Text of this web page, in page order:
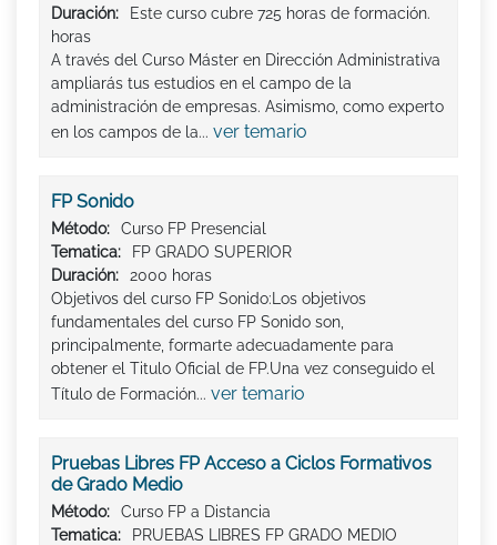
Duración:
Este curso cubre 725 horas de formación.
horas
A través del Curso Máster en Dirección Administrativa
ampliarás tus estudios en el campo de la
administración de empresas. Asimismo, como experto
en los campos de la... ver temario
FP Sonido
Método:
Curso FP Presencial
Tematica:
FP GRADO SUPERIOR
Duración:
2000 horas
Objetivos del curso FP Sonido:Los objetivos
fundamentales del curso FP Sonido son,
principalmente, formarte adecuadamente para
obtener el Titulo Oficial de FP.Una vez conseguido el
Título de Formación... ver temario
Pruebas Libres FP Acceso a Ciclos Formativos
de Grado Medio
Método:
Curso FP a Distancia
Tematica:
PRUEBAS LIBRES FP GRADO MEDIO